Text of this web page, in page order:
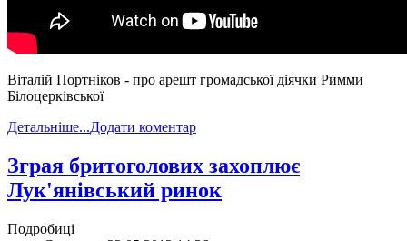
Віталій Портніков - про арешт громадської діячки Римми
Білоцерківської
Детальніше...Додати коментар
Зграя бритоголових захоплює
Лук'янівський ринок
Подробиці